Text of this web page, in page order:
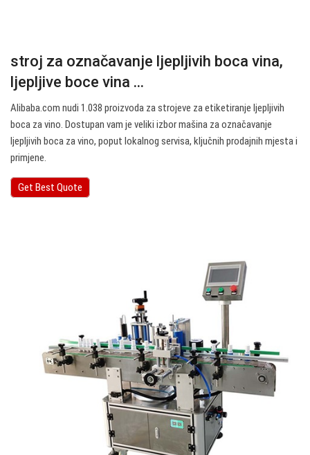
stroj za označavanje ljepljivih boca vina,
ljepljive boce vina ...
Alibaba.com nudi 1.038 proizvoda za strojeve za etiketiranje ljepljivih
boca za vino. Dostupan vam je veliki izbor mašina za označavanje
ljepljivih boca za vino, poput lokalnog servisa, ključnih prodajnih mjesta i
primjene.
Get Best Quote